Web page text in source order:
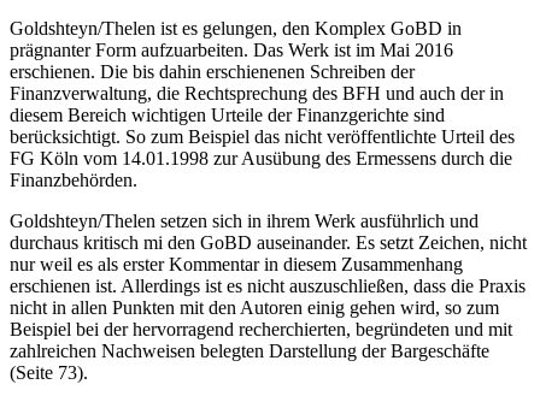
Goldshteyn/Thelen ist es gelungen, den Komplex GoBD in
prägnanter Form aufzuarbeiten. Das Werk ist im Mai 2016
erschienen. Die bis dahin erschienenen Schreiben der
Finanzverwaltung, die Rechtsprechung des BFH und auch der in
diesem Bereich wichtigen Urteile der Finanzgerichte sind
berücksichtigt. So zum Beispiel das nicht veröffentlichte Urteil des
FG Köln vom 14.01.1998 zur Ausübung des Ermessens durch die
Finanzbehörden.
Goldshteyn/Thelen setzen sich in ihrem Werk ausführlich und
durchaus kritisch mi den GoBD auseinander. Es setzt Zeichen, nicht
nur weil es als erster Kommentar in diesem Zusammenhang
erschienen ist. Allerdings ist es nicht auszuschließen, dass die Praxis
nicht in allen Punkten mit den Autoren einig gehen wird, so zum
Beispiel bei der hervorragend recherchierten, begründeten und mit
zahlreichen Nachweisen belegten Darstellung der Bargeschäfte
(Seite 73).